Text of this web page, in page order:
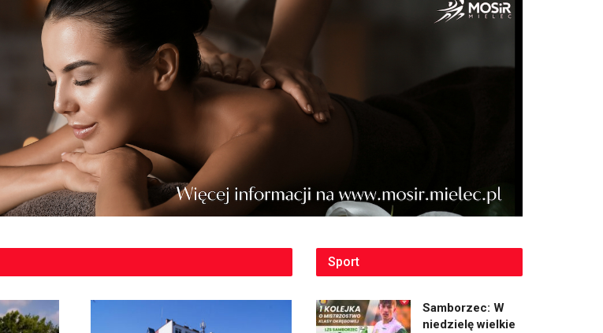
Sport
Samborzec: W
niedzielę wielkie